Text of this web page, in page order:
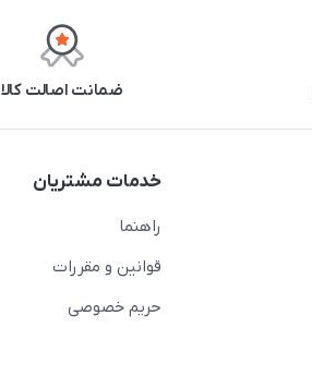
ضمانت اصالت کالا
خدمات مشتریان
راهنما
قوانین و مقررات
حریم خصوصی